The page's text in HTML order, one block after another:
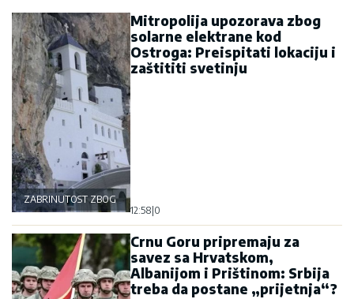
ZABRINUTOST ZBOG OSTROGA
Mitropolija upozorava zbog
solarne elektrane kod
Ostroga: Preispitati lokaciju i
zaštititi svetinju
12:58 0
Crnu Goru pripremaju za
savez sa Hrvatskom,
Albanijom i Prištinom: Srbija
treba da postane „prijetnja“?